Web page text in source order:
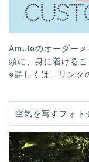
Amuleのオーダー
頭に、身に着ける
※詳しくは、リンク
空気を写すフォト